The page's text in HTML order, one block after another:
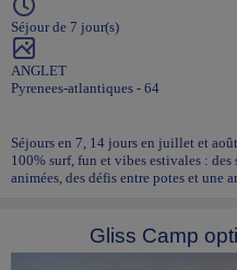
Séjour de 7 jour(s)
ANGLET
Pyrenees-atlantiques - 64
Séjours en 7, 14 jours en juillet et
100% surf, fun et vibes estivales : des
animées, des défis entre potes et une
Gliss Camp